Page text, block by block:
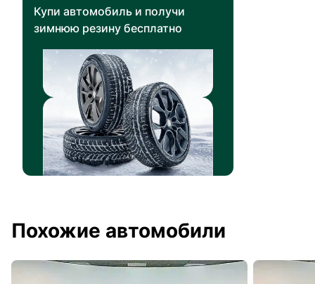
Купи автомобиль и получи
зимнюю резину бесплатно
Похожие автомобили